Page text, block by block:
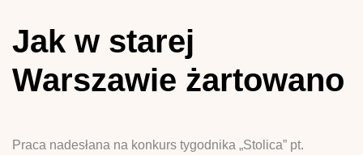
Jak w starej
Warszawie żartowano
Praca nadesłana na konkurs tygodnika „Stolica” pt.